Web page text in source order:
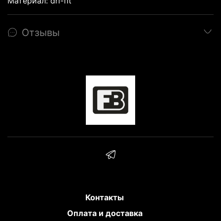
Карла Мэлоуна, Стива Нэша, Трэйси
МакГрэйди, Винкса Картера и так далее.
Смотрите наш каталог джерси.
Все джерси разделены на
категории: команды,
джерси из ограниченной
коллекции, оллстар 2020 года.
баскетбольные джерси
Отзывы
Контакты
Оплата и доставка